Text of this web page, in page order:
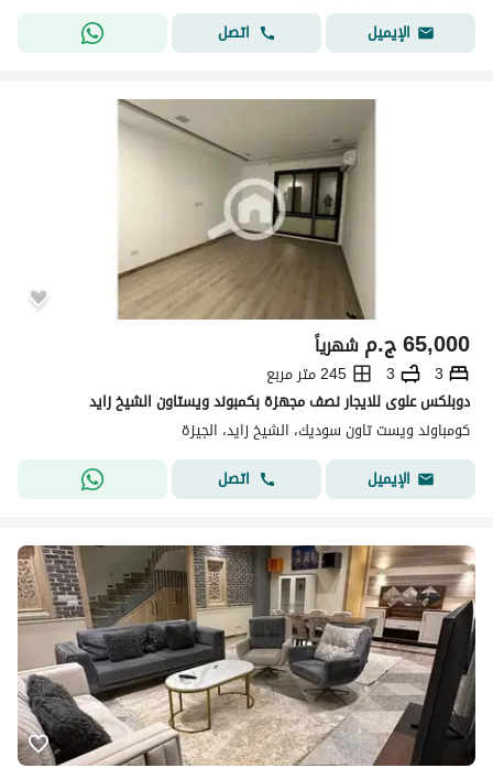
الإيميل
اتصل
ج.م65,000 شهرياً
3
3
245 متر مربع
دوبلكس علوى للايجار نصف مجهزة بكمبوند ويستاون الشيخ زايد
كومباوند ويست تاون سوديك، الشيخ زايد، الجيزة
الإيميل
اتصل